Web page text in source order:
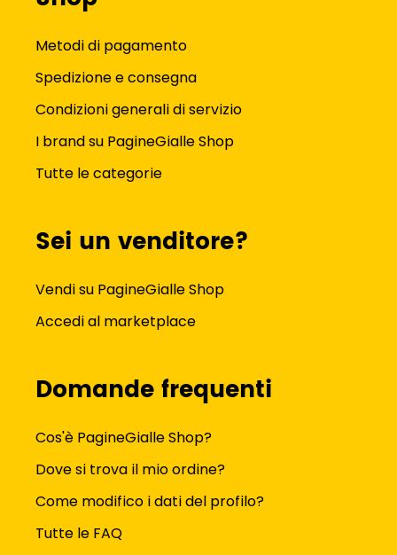
Metodi di pagamento
Spedizione e consegna
Condizioni generali di servizio
I brand su PagineGialle Shop
Tutte le categorie
Sei un venditore?
Vendi su PagineGialle Shop
Accedi al marketplace
Domande frequenti
Cos'è PagineGialle Shop?
Dove si trova il mio ordine?
Come modifico i dati del profilo?
Tutte le FAQ